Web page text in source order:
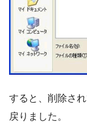
すると、削除さ
戻りました。